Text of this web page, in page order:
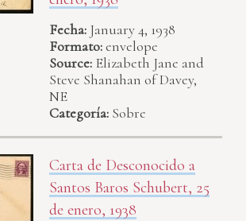
Fecha: January 4, 1938
Formato:envelope
Source: Elizabeth Jane and
Steve Shanahan of Davey,
NE
Categoría: Sobre
Carta de Desconocido a
Santos Baros Schubert, 25
de enero, 1938